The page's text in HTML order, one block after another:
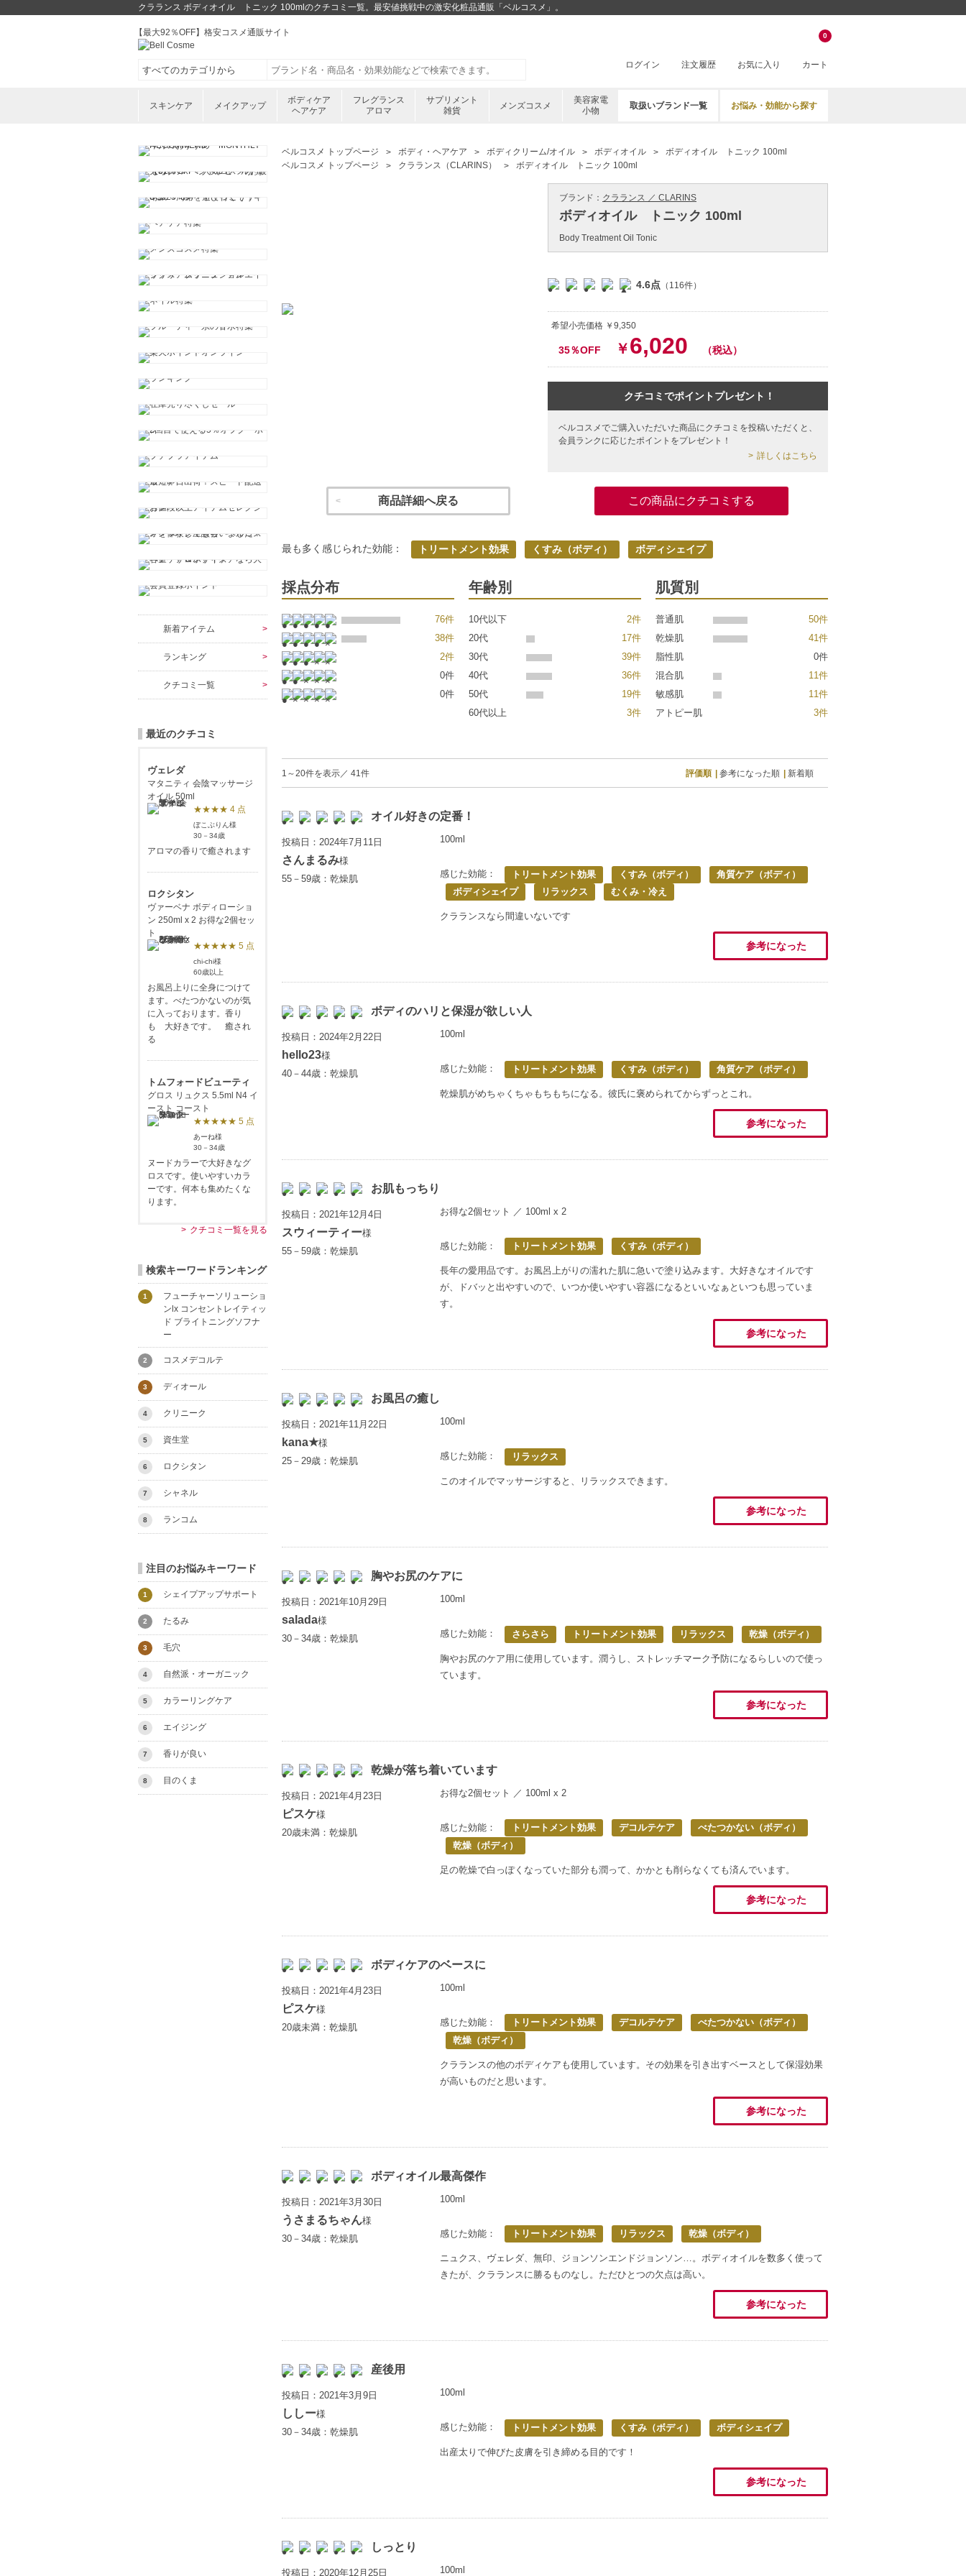
クラランス ボディオイル トニック 100mlのクチコミ一覧。最安値挑戦中の激安化粧品通販「ベルコスメ」。
【最大92％OFF】格安コスメ通販サイト
ログイン 注文履歴 お気に入り カート
0
スキンケア メイクアップ
ボディケア
ヘアケア
フレグランス
アロマ
サプリメント
雑貨
メンズコスメ
美容家電
小物
取扱いブランド一覧 お悩み・効能から探す
ベルコスメ トップページ ボディ・ヘアケア ボディクリーム/オイル ボディオイル
ボディオイル トニック 100ml
ベルコスメ トップページ
クラランス（CLARINS） ボディオイル トニック 100ml
ブランド： クラランス ／ CLARINS
ボディオイル トニック 100ml
Body Treatment Oil Tonic
4.6点 （116件）
希望小売価格 ￥9,350
35％OFF ￥6,020 （税込）
クチコミでポイントプレゼント！
ベルコスメでご購入いただいた商品にクチコミを投稿いただくと、
会員ランクに応じたポイントをプレゼント！
詳しくはこちら
商品詳細へ戻る この商品にクチコミする
最も多く感じられた効能： トリートメント効果 くすみ（ボディ） ボディシェイプ
採点分布
76件
38件
2件
0件
0件
年齢別
10代以下
2件
20代
17件
30代
39件
40代
36件
50代
19件
60代以上
3件
肌質別
普通肌
50件
乾燥肌
41件
脂性肌
0件
混合肌
11件
敏感肌
11件
アトピー肌
3件
1～20件を表示／ 41件 評価順 参考になった順 新着順
オイル好きの定番！
投稿日：2024年7月11日
さんまるみ様
55－59歳：乾燥肌
100ml
感じた効能： トリートメント効果 くすみ（ボディ）
角質ケア（ボディ）
ボディシェイプ
リラックス むくみ・冷え
クラランスなら間違いないです
参考になった
ボディのハリと保湿が欲しい人
投稿日：2024年2月22日
hello23様
40－44歳：乾燥肌
100ml
感じた効能： トリートメント効果 くすみ（ボディ） 角質ケア（ボディ）
乾燥肌がめちゃくちゃもちもちになる。彼氏に褒められてからずっとこれ。
参考になった
お肌もっちり
投稿日：2021年12月4日
スウィーティー様
55－59歳：乾燥肌
お得な2個セット ／ 100ml x 2
感じた効能： トリートメント効果 くすみ（ボディ）
長年の愛用品です。お風呂上がりの濡れた肌に急いで塗り込みます。大好きなオイルです
が、ドバッと出やすいので、いつか使いやすい容器になるといいなぁといつも思っていま
す。
参考になった
お風呂の癒し
投稿日：2021年11月22日
kana★様
25－29歳：乾燥肌
100ml
感じた効能： リラックス
このオイルでマッサージすると、リラックスできます。
参考になった
胸やお尻のケアに
投稿日：2021年10月29日
salada様
30－34歳：乾燥肌
100ml
感じた効能： さらさら トリートメント効果 リラックス 乾燥（ボディ）
胸やお尻のケア用に使用しています。潤うし、ストレッチマーク予防になるらしいので使っ
ています。
参考になった
乾燥が落ち着いています
投稿日：2021年4月23日
ピスケ様
20歳未満：乾燥肌
お得な2個セット ／ 100ml x 2
感じた効能： トリートメント効果 デコルテケア
べたつかない（ボディ）
乾燥（ボディ）
足の乾燥で白っぽくなっていた部分も潤って、かかとも削らなくても済んでいます。
参考になった
ボディケアのベースに
投稿日：2021年4月23日
ピスケ様
20歳未満：乾燥肌
100ml
感じた効能： トリートメント効果 デコルテケア
べたつかない（ボディ）
乾燥（ボディ）
クラランスの他のボディケアも使用しています。その効果を引き出すベースとして保湿効果
が高いものだと思います。
参考になった
ボディオイル最高傑作
投稿日：2021年3月30日
うさまるちゃん様
30－34歳：乾燥肌
100ml
感じた効能： トリートメント効果 リラックス 乾燥（ボディ）
ニュクス、ヴェレダ、無印、ジョンソンエンドジョンソン…。ボディオイルを数多く使って
きたが、クラランスに勝るものなし。ただひとつの欠点は高い。
参考になった
産後用
投稿日：2021年3月9日
ししー様
30－34歳：乾燥肌
100ml
感じた効能： トリートメント効果 くすみ（ボディ） ボディシェイプ
出産太りで伸びた皮膚を引き締める目的です！
参考になった
しっとり
投稿日：2020年12月25日 100ml
新着アイテム
ランキング
クチコミ一覧
最近のクチコミ
ヴェレダ
マタニティ 会陰マッサージ
オイル 50ml
★★★★ 4 点
ぼこぶりん様
30－34歳
アロマの香りで癒されます
ロクシタン
ヴァーベナ ボディローショ
ン 250ml x 2 お得な2個セッ
ト
★★★★★ 5 点
chi-chi様
60歳以上
お風呂上りに全身につけて
ます。べたつかないのが気
に入っております。香り
も 大好きです。 癒され
る
トムフォードビューティ
グロス リュクス 5.5ml N4 イ
ースト コースト
★★★★★ 5 点
あーね様
30－34歳
ヌードカラーで大好きなグ
ロスです。使いやすいカラ
ーです。何本も集めたくな
ります。
クチコミ一覧を見る
検索キーワードランキング
1
フューチャーソリューショ
ンlx コンセントレイティッ
ド ブライトニングソフナ
ー
2 コスメデコルテ
3 ディオール
4 クリニーク
5 資生堂
6 ロクシタン
7 シャネル
8 ランコム
注目のお悩みキーワード
1 シェイプアップサポート
2 たるみ
3 毛穴
4 自然派・オーガニック
5 カラーリングケア
6 エイジング
7 香りが良い
8 目のくま